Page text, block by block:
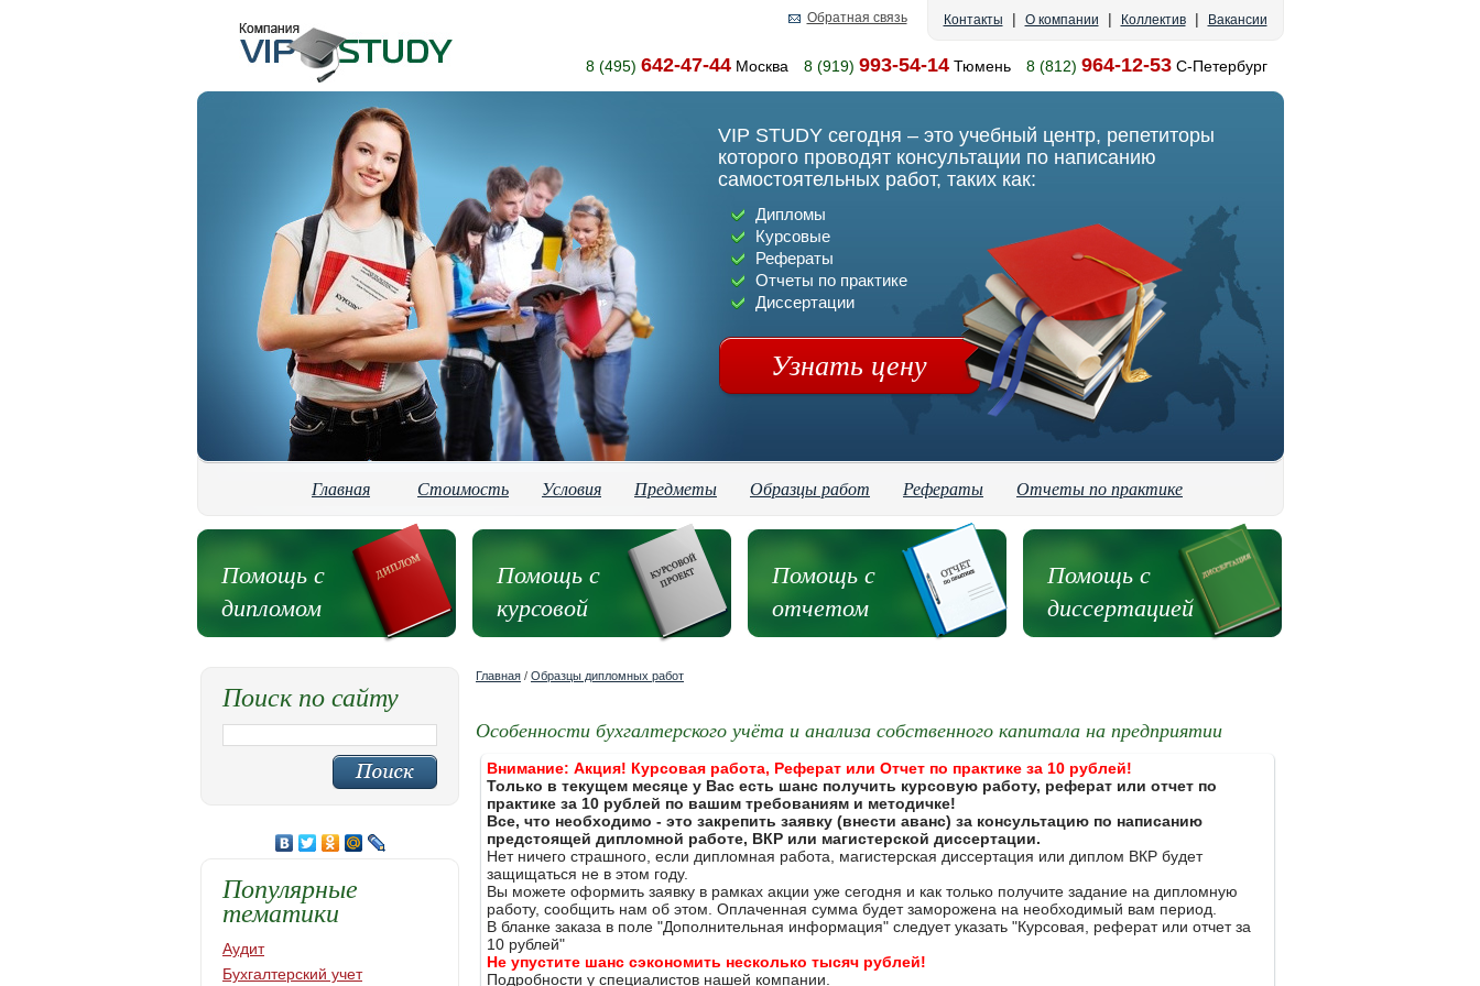
Контакты | О компании | Коллектив| Вакансии
Обратная связь
8 (495) 642-47-44Москва 8 (919) 993-54-14Тюмень 8 (812) 964-12-53С-Петербург
VIP STUDY сегодня – это учебный центр, репетиторы
которого проводят консультации по написанию
самостоятельных работ, таких как:
Дипломы
Курсовые
Рефераты
Отчеты по практике
Диссертации
Узнать цену
Главная Стоимость Условия Предметы Образцы работ Рефераты Отчеты по практике
Помощь с
дипломом
Помощь с
курсовой
Помощь с
отчетом
Помощь с
диссертацией
Главная / Образцы дипломных работ
Особенности бухгалтерского учёта и анализа собственного капитала на предприятии
Внимание: Акция! Курсовая работа, Реферат или Отчет по практике за 10 рублей!
Только в текущем месяце у Вас есть шанс получить курсовую работу, реферат или отчет по
практике за 10 рублей по вашим требованиям и методичке!
Все, что необходимо - это закрепить заявку (внести аванс) за консультацию по написанию
предстоящей дипломной работе, ВКР или магистерской диссертации.
Нет ничего страшного, если дипломная работа, магистерская диссертация или диплом ВКР будет
защищаться не в этом году.
Вы можете оформить заявку в рамках акции уже сегодня и как только получите задание на дипломную
работу, сообщить нам об этом. Оплаченная сумма будет заморожена на необходимый вам период.
В бланке заказа в поле "Дополнительная информация" следует указать "Курсовая, реферат или отчет за
10 рублей"
Не упустите шанс сэкономить несколько тысяч рублей!
Подробности у специалистов нашей компании.
Поиск по сайту
Популярные
тематики
Аудит
Бухгалтерский учет